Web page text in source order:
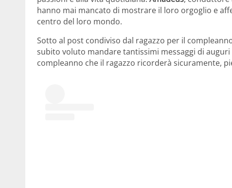
hanno mai mancato di mostrare il loro orgoglio e
centro del loro mondo.
Sotto al post condiviso dal ragazzo per il
subito voluto mandare tantissimi messaggi di
compleanno che il ragazzo ricorderà sicuramente,